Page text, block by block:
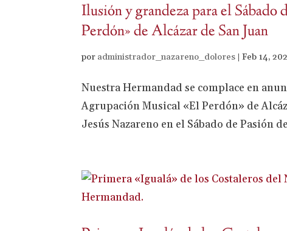
Ilusión y grandeza para el
Perdón» de Alcázar de San Juan
por administrador_nazareno_dolores |Feb 14,
Nuestra Hermandad se complace en
Agrupación Musical «El Perdón» de
Jesús Nazareno en el Sábado de Pasión